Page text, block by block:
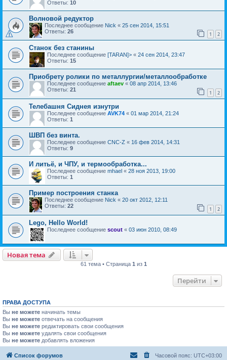
Ответы: 10
Волновой редуктор
Последнее сообщение Nick « 25 сен 2014, 15:51
Ответы: 26 1 2
Станок без станины
Последнее сообщение [TARAN]> « 24 сен 2014, 23:47
Ответы: 15
Приобрету ролики по металлургии/металлообработке
Последнее сообщение aftaev « 08 апр 2014, 13:46
Ответы: 21 1 2
Телебашня Сиднея изнутри
Последнее сообщение AVK74 « 01 мар 2014, 21:24
Ответы: 1
ШВП без винта.
Последнее сообщение CNC-Z « 16 фев 2014, 14:31
Ответы: 9
И литьё, и ЧПУ, и термообработка...
Последнее сообщение mhael « 28 ноя 2013, 19:00
Ответы: 1
Пример построения станка
Последнее сообщение Nick « 20 окт 2012, 12:11
Ответы: 22 1 2
Lego, Hello World!
Последнее сообщение scout « 03 июн 2010, 08:49
Новая тема
61 тема • Страница 1 из 1
Перейти
ПРАВА ДОСТУПА
Вы не можете начинать темы
Вы не можете отвечать на сообщения
Вы не можете редактировать свои сообщения
Вы не можете удалять свои сообщения
Вы не можете добавлять вложения
Список форумов Часовой пояс: UTC+03:00